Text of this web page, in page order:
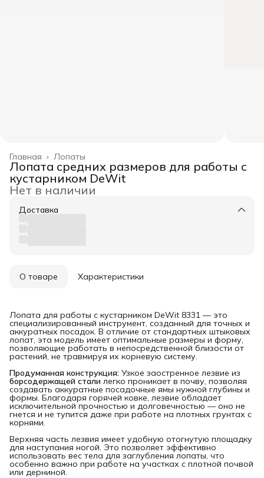
Лопаты
Главная ›
Лопата средних размеров для работы с
кустарником DeWit
Нет в наличии
Доставка
О товаре Характеристики
Лопата для работы с кустарником DeWit 8331 — это
специализированный инструмент, созданный для точных и
аккуратных посадок. В отличие от стандартных штыковых
лопат, эта модель имеет оптимальные размеры и форму,
позволяющие работать в непосредственной близости от
растений, не травмируя их корневую систему.
Продуманная конструкция: Узкое заостренное лезвие из
борсодержащей стали легко проникает в почву, позволяя
создавать аккуратные посадочные ямы нужной глубины и
формы. Благодаря горячей ковке, лезвие обладает
исключительной прочностью и долговечностью — оно не
гнется и не тупится даже при работе на плотных грунтах с
корнями.
Верхняя часть лезвия имеет удобную отогнутую площадку
для наступания ногой. Это позволяет эффективно
использовать вес тела для заглубления лопаты, что
особенно важно при работе на участках с плотной почвой
или дерниной.